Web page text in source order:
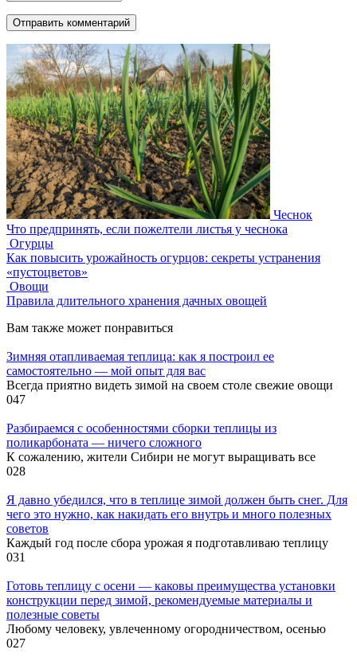
Чеснок
Что предпринять, если пожелтели листья у чеснока
Огурцы
Как повысить урожайность огурцов: секреты устранения
«пустоцветов»
Овощи
Правила длительного хранения дачных овощей
Вам также может понравиться
Зимняя отапливаемая теплица: как я построил ее
самостоятельно — мой опыт для вас
Всегда приятно видеть зимой на своем столе свежие овощи
047
Разбираемся с особенностями сборки теплицы из
поликарбоната — ничего сложного
К сожалению, жители Сибири не могут выращивать все
028
Я давно убедился, что в теплице зимой должен быть снег. Для
чего это нужно, как накидать его внутрь и много полезных
советов
Каждый год после сбора урожая я подготавливаю теплицу
031
Готовь теплицу с осени — каковы преимущества установки
конструкции перед зимой, рекомендуемые материалы и
полезные советы
Любому человеку, увлеченному огородничеством, осенью
027